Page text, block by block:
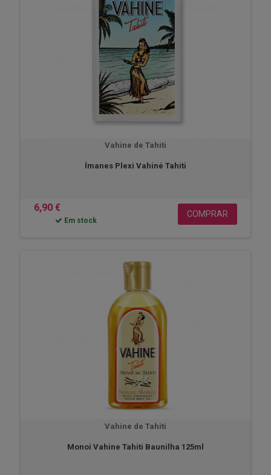
Vahine de Tahiti
Ímanes Plexi Vahiné Tahiti
6,90 €
Em stock
COMPRAR
Vahine de Tahiti
Monoi Vahine Tahiti Baunilha 125ml